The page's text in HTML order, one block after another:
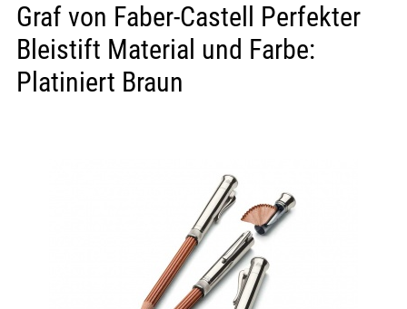
Graf von Faber-Castell Perfekter
Bleistift Material und Farbe:
Platiniert Braun